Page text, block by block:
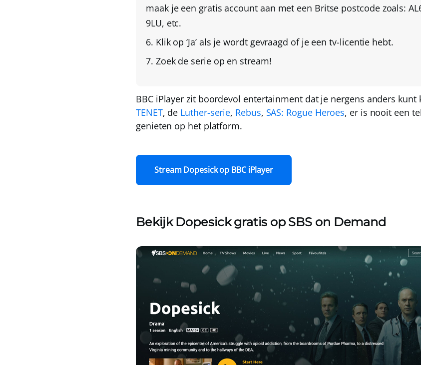
maak je een gratis account aan met een Britse postcodezoals:
9LU, etc.
Klik op ‘Ja’als je wordt gevraagd of je een tv-licentie hebt.
Zoek de serie op en stream!
BBC iPlayer zit boordevol entertainment dat je nergens anders
TENET, de Luther-serie, Rebus, SAS: Rogue Heroes, er is nooit een
genieten op het platform.
Stream Dopesick op BBC iPlayer
Bekijk Dopesick gratis op SBS on Demand